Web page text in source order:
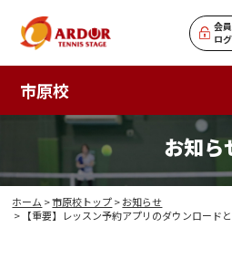
会員
ロ
市原校
お知ら
ホーム >市原校トップ>お知らせ
> 【重要】レッスン予約アプリのダウンロード